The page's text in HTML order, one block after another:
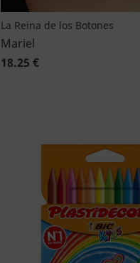
La Reina de los Botones
Mariel
18.25 €